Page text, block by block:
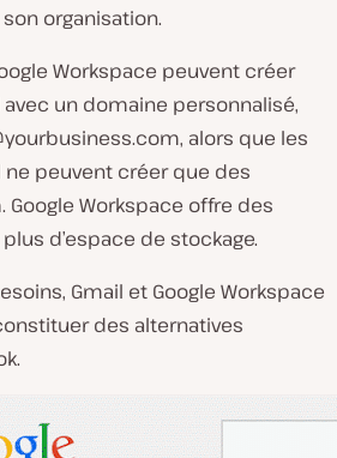
organisation.
Workspace peuvent créer
un domaine personnalisé,
, alors que les
peuvent créer que des
Google Workspace offre des
d’espace de stockage.
Gmail et Google Workspace
des alternatives